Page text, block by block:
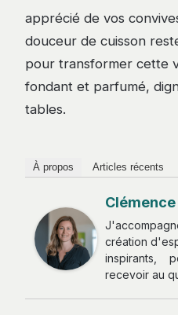
apprécié de vos
douceur de cuisson
pour transformer cette
fondant et parfumé,
tables.
À propos Articles récents
création
inspirants,
recevoir au